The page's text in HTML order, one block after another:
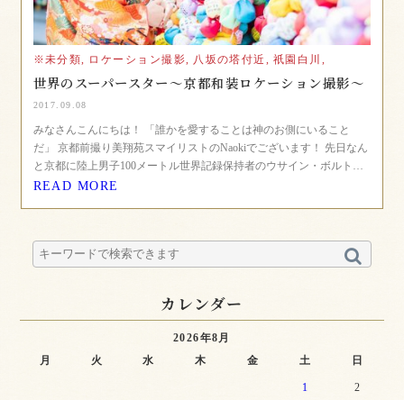
※未分類, ロケーション撮影, 八坂の塔付近, 祇園白川,
世界のスーパースター〜京都和装ロケーション撮影〜
2017.09.08
みなさんこんにちは！ 「誰かを愛することは神のお側にいること
だ」 京都前撮り美翔苑スマイリストのNaokiでございます！ 先日なん
と京都に陸上男子100メートル世界記録保持者のウサイン・ボルト…
READ MORE
カレンダー
2026年8月
月
火 水 木 金 土 日
1 2